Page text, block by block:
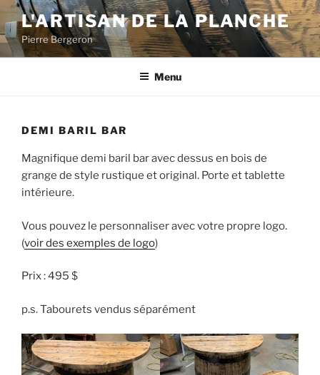
Aller
au
contenu
L'ARTISAN DE LA PLANCHE
Pierre Bergeron
Menu
DEMI BARIL BAR
Magnifique demi baril bar avec dessus en bois de
grange de style rustique et original. Porte et tablette
intérieure.
Vous pouvez le personnaliser avec votre propre logo.
(voir des exemples de logo)
Prix : 495 $
p.s. Tabourets vendus séparément